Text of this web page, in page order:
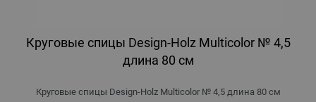
Круговые спицы Design-Holz Multicolor № 4,5
длина 80 см
Круговые спицы Design-Holz Multicolor № 4,5 длина 80 см